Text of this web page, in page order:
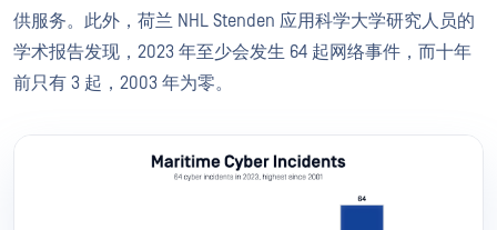
供服务。此外，荷兰 NHL Stenden 应用科学大学研究人员的
学术报告发现，2023 年至少会发生 64 起网络事件，而十年
前只有 3 起，2003 年为零。